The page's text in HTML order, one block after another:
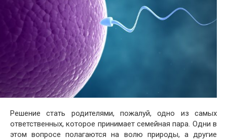
Решение стать родителями, пожалуй, одно из самых
ответственных, которое принимает семейная пара. Одни в
этом вопросе полагаются на волю природы, а другие